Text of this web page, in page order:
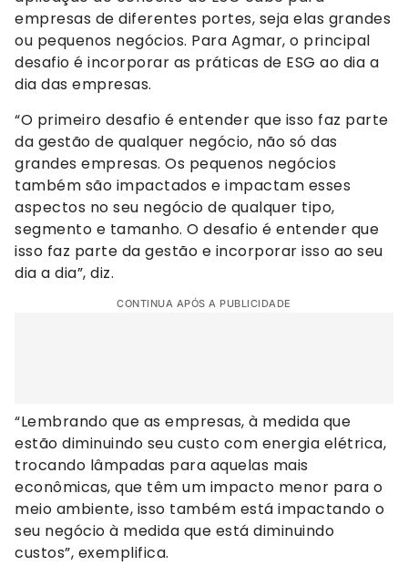
empresas de diferentes portes, seja elas grandes
ou pequenos negócios. Para Agmar, o principal
desafio é incorporar as práticas de ESG ao dia a
dia das empresas.
“O primeiro desafio é entender que isso faz parte
da gestão de qualquer negócio, não só das
grandes empresas. Os pequenos negócios
também são impactados e impactam esses
aspectos no seu negócio de qualquer tipo,
segmento e tamanho. O desafio é entender que
isso faz parte da gestão e incorporar isso ao seu
dia a dia”, diz.
CONTINUA APÓS A PUBLICIDADE
“Lembrando que as empresas, à medida que
estão diminuindo seu custo com energia elétrica,
trocando lâmpadas para aquelas mais
econômicas, que têm um impacto menor para o
meio ambiente, isso também está impactando o
seu negócio à medida que está diminuindo
custos”, exemplifica.